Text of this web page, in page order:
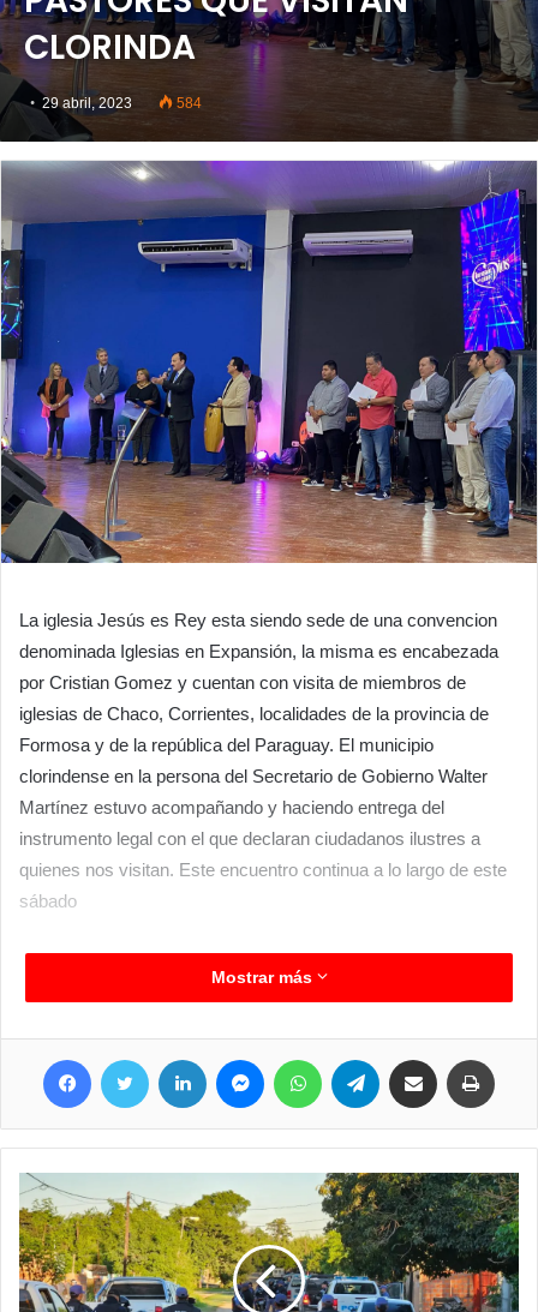
CLORINDA
29 abril, 2023 584
La iglesia Jesús es Rey esta siendo sede de una convencion
denominada Iglesias en Expansión, la misma es encabezada
por Cristian Gomez y cuentan con visita de miembros de
iglesias de Chaco, Corrientes, localidades de la provincia de
Formosa y de la república del Paraguay. El municipio
clorindense en la persona del Secretario de Gobierno Walter
Martínez estuvo acompañando y haciendo entrega del
instrumento legal con el que declaran ciudadanos ilustres a
quienes nos visitan. Este encuentro continua a lo largo de este
sábado
Mostrar más
Facebook Twitter LinkedIn MessengerWhatsApp Telegram Compartir por correo electrónico